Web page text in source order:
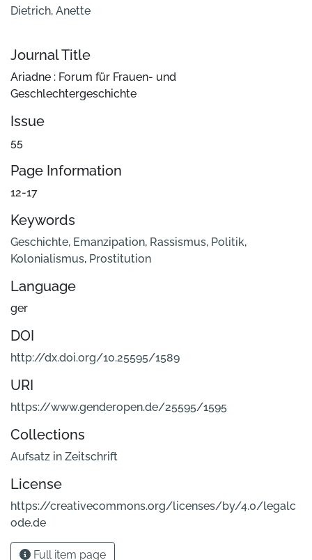
Dietrich, Anette
Journal Title
Ariadne : Forum für Frauen- und
Geschlechtergeschichte
Issue
55
Page Information
12-17
Keywords
Geschichte, Emanzipation, Rassismus, Politik,
Kolonialismus, Prostitution
Language
ger
DOI
http://dx.doi.org/10.25595/1589
URI
https://www.genderopen.de/25595/1595
Collections
Aufsatz in Zeitschrift
License
https://creativecommons.org/licenses/by/4.0/legalc
ode.de
Full item page